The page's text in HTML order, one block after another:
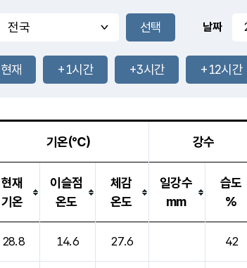
-mm
-mm
34.0
℃
35.0℃
2.0m/s
-mm
-mm
날짜
현재 +1시간 +3시간 +12시간
기온(℃) 강수
현재
기온
이슬점
온도
체감
온도
일강수
mm
습도
%
28.8 14.6 27.6 42